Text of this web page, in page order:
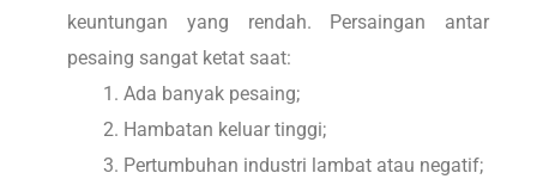
keuntungan yang rendah. Persaingan antar
pesaing sangat ketat saat:
Ada banyak pesaing;
Hambatan keluar tinggi;
Pertumbuhan industri lambat atau negatif;